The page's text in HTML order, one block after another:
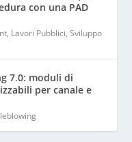
con una PAD
, Lavori Pubblici,Sviluppo
7.0: moduli di
per canale e